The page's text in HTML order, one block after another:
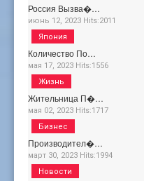
Россия Вызва�…
июнь 12, 2023 Hits:2011
Количество По…
мая 17, 2023 Hits:1556
Япония
Жительница П�…
мая 02, 2023 Hits:1717
Жизнь
Производител�…
март 30, 2023 Hits:1994
Бизнес
Новости